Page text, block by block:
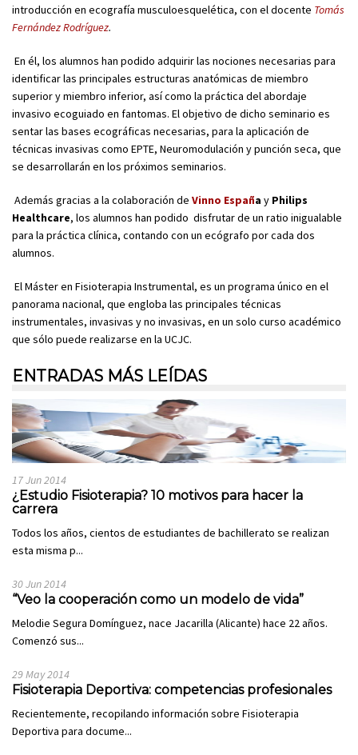
introducción en ecografía musculoesquelética, con el docente Tomás
Fernández Rodríguez.
En él, los alumnos han podido adquirir las nociones necesarias para
identificar las principales estructuras anatómicas de miembro
superior y miembro inferior, así como la práctica del abordaje
invasivo ecoguiado en fantomas. El objetivo de dicho seminario es
sentar las bases ecográficas necesarias, para la aplicación de
técnicas invasivas como EPTE, Neuromodulación y punción seca, que
se desarrollarán en los próximos seminarios.
Además gracias a la colaboración de Vinno España y Philips
Healthcare, los alumnos han podido disfrutar de un ratio inigualable
para la práctica clínica, contando con un ecógrafo por cada dos
alumnos.
El Máster en Fisioterapia Instrumental, es un programa único en el
panorama nacional, que engloba las principales técnicas
instrumentales, invasivas y no invasivas, en un solo curso académico
que sólo puede realizarse en la UCJC.
ENTRADAS MÁS LEÍDAS
17 Jun 2014
¿Estudio Fisioterapia? 10 motivos para hacer la
carrera
Todos los años, cientos de estudiantes de bachillerato se realizan
esta misma p...
30 Jun 2014
“Veo la cooperación como un modelo de vida”
Melodie Segura Domínguez, nace Jacarilla (Alicante) hace 22 años.
Comenzó sus...
29 May 2014
Fisioterapia Deportiva: competencias profesionales
Recientemente, recopilando información sobre Fisioterapia
Deportiva para docume...